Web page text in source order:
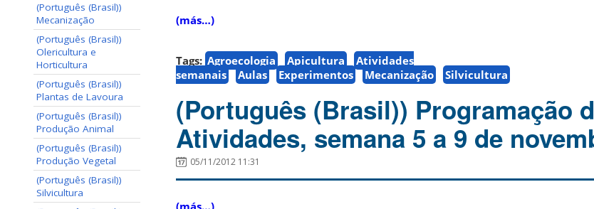
(Português (Brasil))
Mecanização
(Português (Brasil))
Olericultura e
Horticultura
(Português (Brasil))
Plantas de Lavoura
(Português (Brasil))
Produção Animal
(Português (Brasil))
Produção Vegetal
(Português (Brasil))
Silvicultura
(más…)
Tags: Agroecologia Apicultura
Atividades
semanais
Aulas Experimentos Mecanização Silvicultura
(Português (Brasil)) Programação
Atividades, semana 5 a 9 de
05/11/2012 11:31